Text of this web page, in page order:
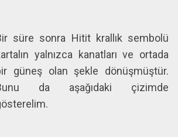
süre sonra Hitit krallık sembolü
yalnızca kanatları ve ortada
güneş olan şekle dönüşmüştür.
da aşağıdaki çizimde